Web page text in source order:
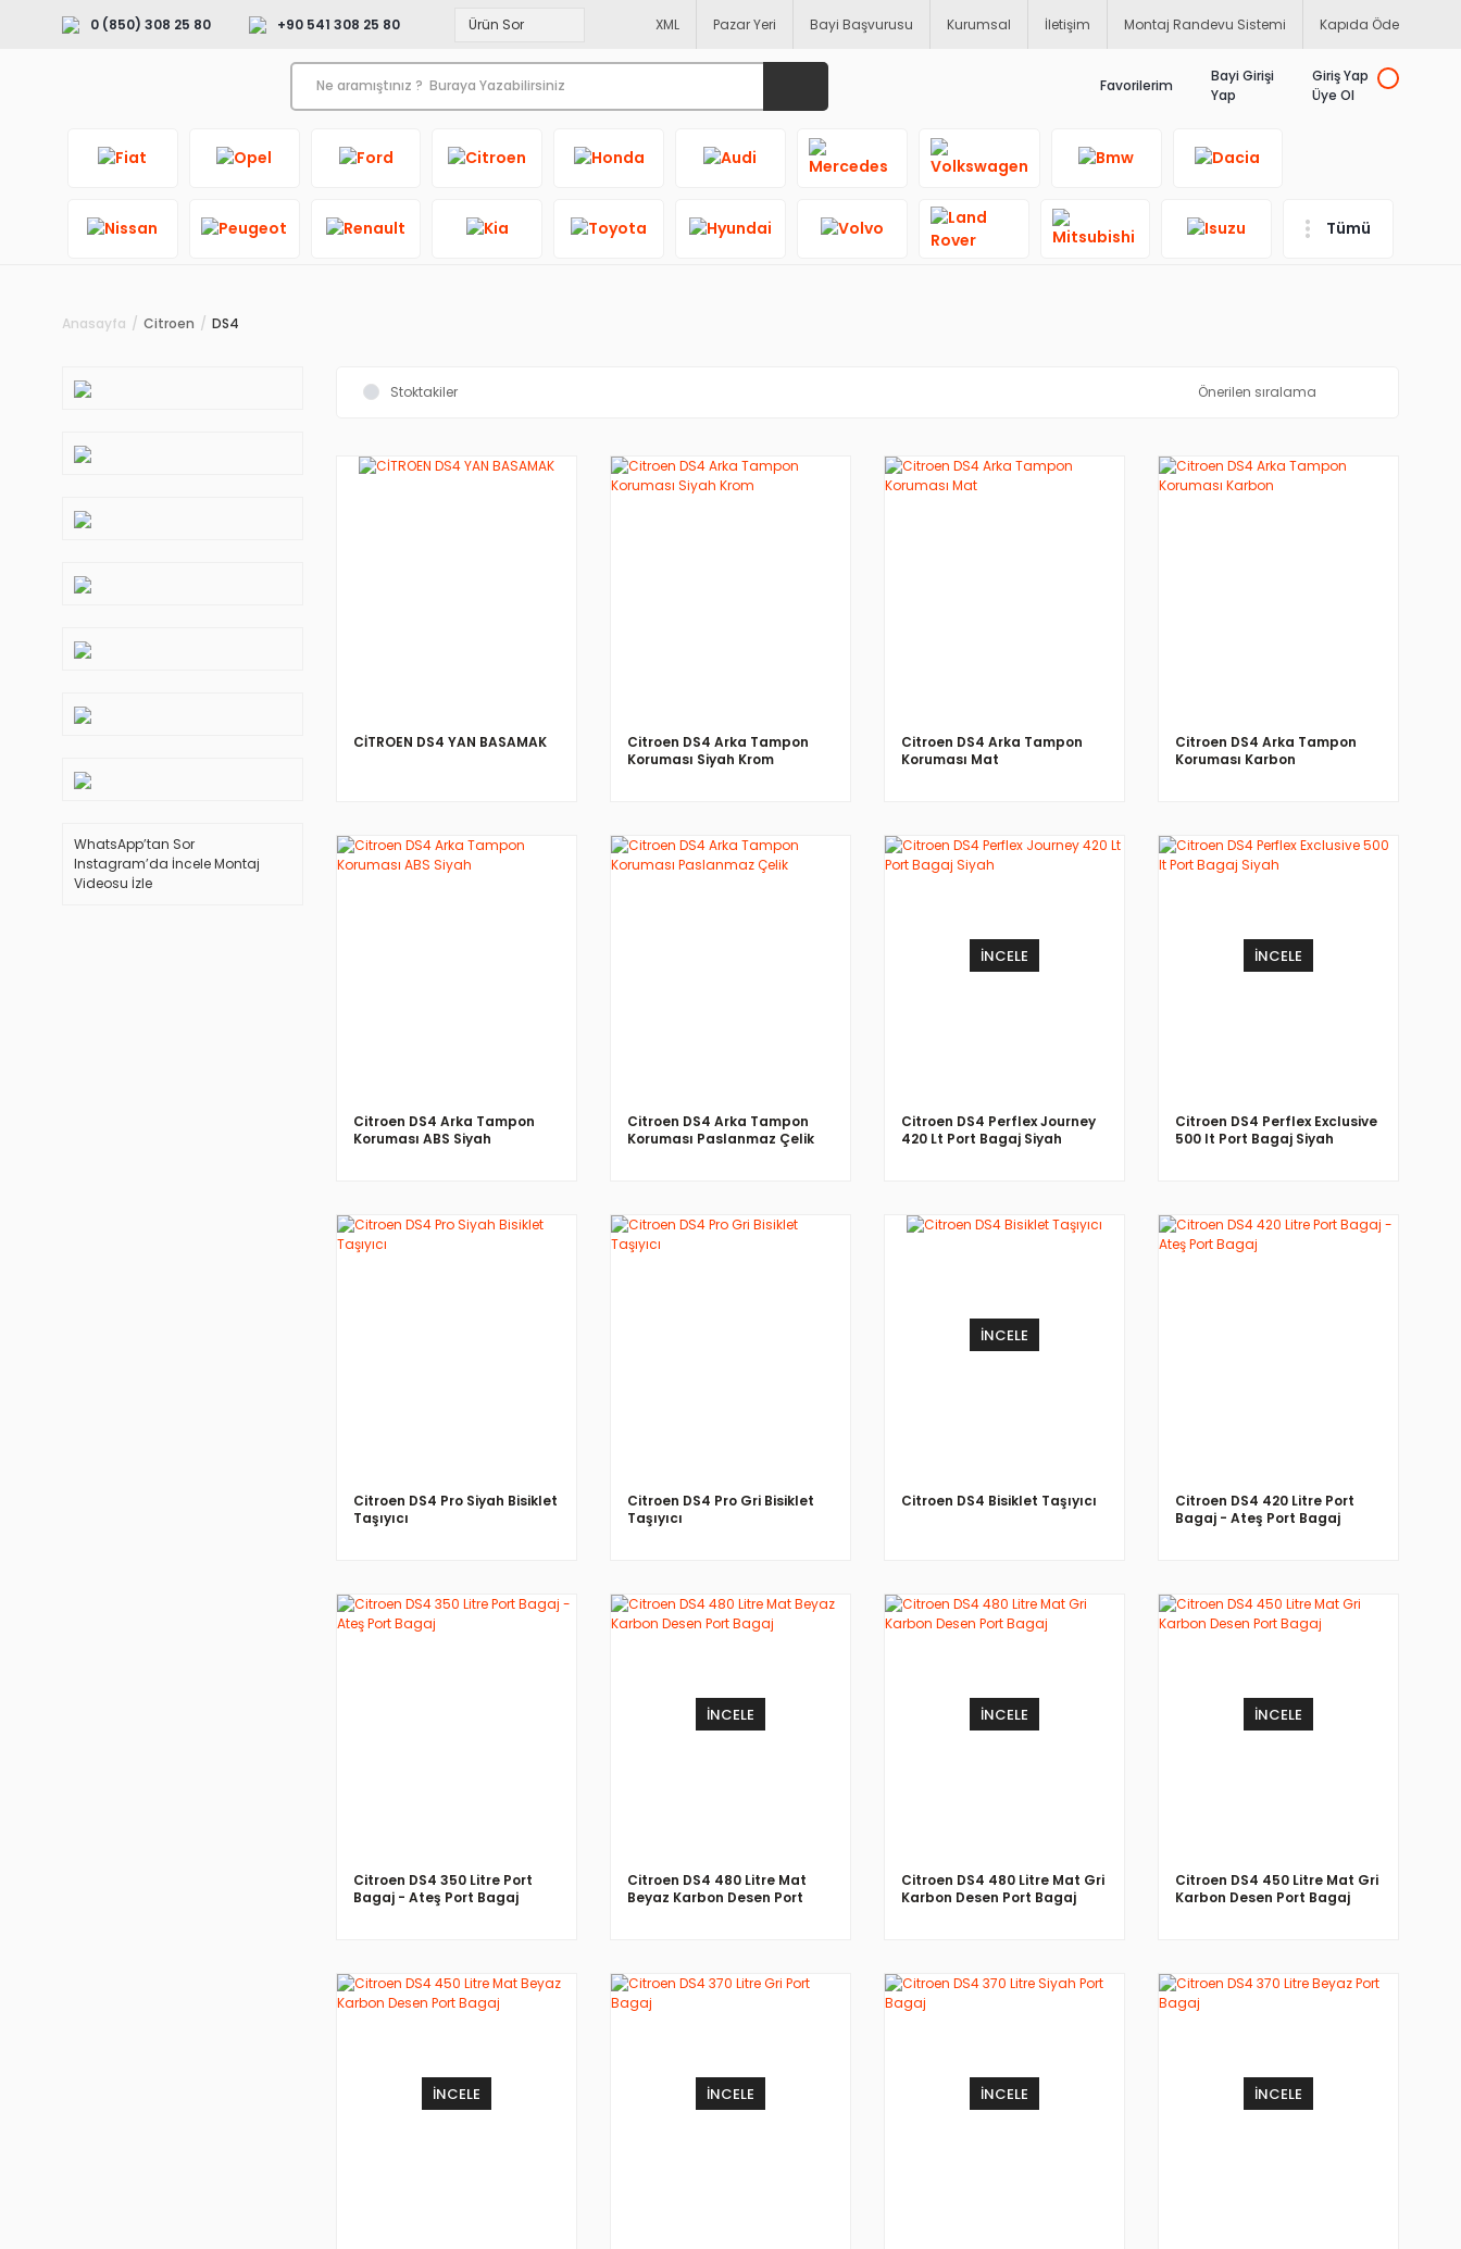
0 (850) 308 25 80 +90 541 308 25 80 XML Pazar Yeri Bayi Başvurusu Kurumsal İletişim Montaj Randevu Sistemi Kapıda Öde
Favorilerim
Bayi Girişi
Yap
Giriş Yap
Üye Ol
Tümü
Anasayfa Citroen DS4
WhatsApp’tan Sor
Instagram’da İnceleMontaj
Videosu İzle
Stoktakiler
CİTROEN DS4 YAN BASAMAK
Citroen DS4 Arka Tampon
Koruması Siyah Krom
Citroen DS4 Arka Tampon
Koruması Mat
Citroen DS4 Arka Tampon
Koruması Karbon
Citroen DS4 Arka Tampon
Koruması ABS Siyah
Citroen DS4 Arka Tampon
Koruması Paslanmaz Çelik
İNCELE
Citroen DS4 Perflex Journey
420 Lt Port Bagaj Siyah
İNCELE
Citroen DS4 Perflex Exclusive
500 lt Port Bagaj Siyah
Citroen DS4 Pro Siyah Bisiklet
Taşıyıcı
Citroen DS4 Pro Gri Bisiklet
Taşıyıcı
İNCELE
Citroen DS4 Bisiklet Taşıyıcı
Citroen DS4 420 Litre Port
Bagaj - Ateş Port Bagaj
Citroen DS4 350 Litre Port
Bagaj - Ateş Port Bagaj
İNCELE
Citroen DS4 480 Litre Mat
Beyaz Karbon Desen Port
İNCELE
Citroen DS4 480 Litre Mat Gri
Karbon Desen Port Bagaj
İNCELE
Citroen DS4 450 Litre Mat Gri
Karbon Desen Port Bagaj
İNCELE İNCELE İNCELE İNCELE